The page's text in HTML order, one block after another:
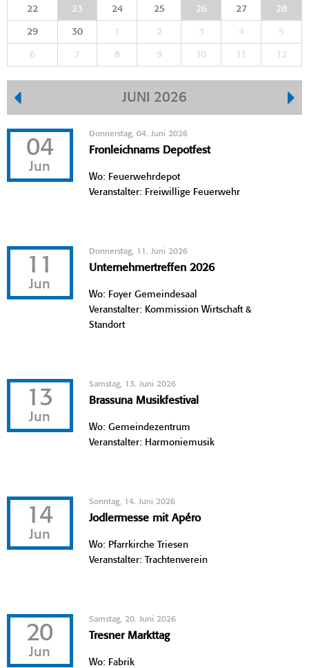
22 23 24 25 26 27 28
29 30 1 2 3 4 5
6 7 8 9 10 11 12
JUNI 2026
04
Jun
Donnerstag, 04. Juni 2026
Fronleichnams Depotfest
Wo: Feuerwehrdepot
Veranstalter: Freiwillige Feuerwehr
11
Jun
Donnerstag, 11. Juni 2026
Unternehmertreffen 2026
Wo: Foyer Gemeindesaal
Veranstalter: Kommission Wirtschaft &
Standort
13
Jun
Samstag, 13. Juni 2026
Brassuna Musikfestival
Wo: Gemeindezentrum
Veranstalter: Harmoniemusik
14
Jun
Sonntag, 14. Juni 2026
Jodlermesse mit Apéro
Wo: Pfarrkirche Triesen
Veranstalter: Trachtenverein
20
Jun
Samstag, 20. Juni 2026
Tresner Markttag
Wo: Fabrik